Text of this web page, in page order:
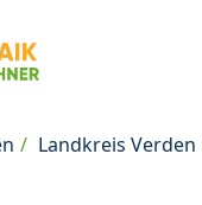
Landkreis Verden